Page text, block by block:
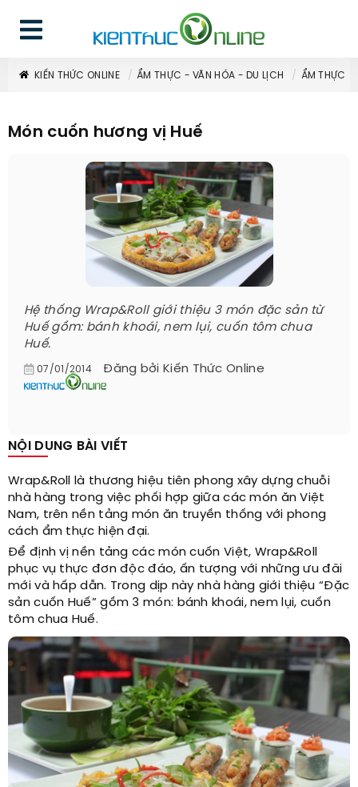
KIẾN THỨC ONLINE ẨM THỰC - VĂN HÓA - DU LỊCH ẨM THỰC
Món cuốn hương vị Huế
Hệ thống Wrap&Roll giới thiệu 3 món đặc sản từ
Huế gồm: bánh khoái, nem lụi, cuốn tôm chua
Huế.
07/01/2014 Đăng bởi Kiến Thức Online
NỘI DUNG BÀI VIẾT
Wrap&Roll là thương hiệu tiên phong xây dựng chuỗi
nhà hàng trong việc phối hợp giữa các món ăn Việt
Nam, trên nền tảng món ăn truyền thống với phong
cách ẩm thực hiện đại.
Để định vị nền tảng các món cuốn Việt, Wrap&Roll
phục vụ thực đơn độc đáo, ấn tượng với những ưu đãi
mới và hấp dẫn. Trong dịp này nhà hàng giới thiệu “Đặc
sản cuốn Huế” gồm 3 món: bánh khoái, nem lụi, cuốn
tôm chua Huế.